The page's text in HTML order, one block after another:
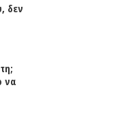
δεν
να